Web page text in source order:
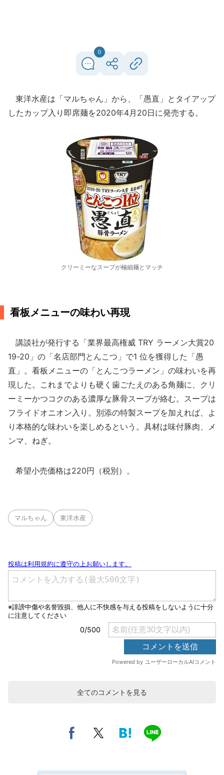
0
東洋水産は「マルちゃん」から、「愚直」とタイアップ
したカップ入り即席麺を2020年4月20日に発売する。
クリーミーなスープが極細麺とマッチ
看板メニューの味わい再現
講談社が発行する「業界最高権威 TRY ラーメン大賞20
19-20」の「名店部門とんこつ」で1 位を獲得した「愚
直」。看板メニューの「とんこつラーメン」の味わいを再
現した。これまでよりも硬く歯ごたえのある角麺に、クリ
ーミーかつコクのある濃厚な豚骨スープが絡む。スープは
フライドオニオン入り。別添の特製スープを加えれば、よ
り本格的な味わいを楽しめるという。具材は味付豚肉、メ
ンマ、ねぎ。
希望小売価格は220円（税別）。
マルちゃん 東洋水産
全てのコメントを見る